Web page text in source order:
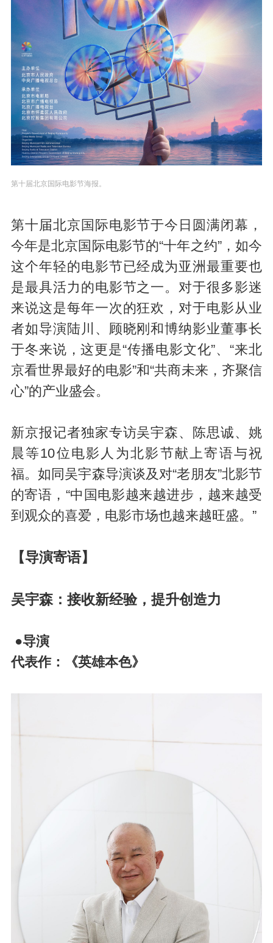
第十届北京国际电影节海报。
第十届北京国际电影节于今日圆满闭幕，
今年是北京国际电影节的“十年之约”，如今
这个年轻的电影节已经成为亚洲最重要也
是最具活力的电影节之一。对于很多影迷
来说这是每年一次的狂欢，对于电影从业
者如导演陆川、顾晓刚和博纳影业董事长
于冬来说，这更是“传播电影文化”、“来北
京看世界最好的电影”和“共商未来，齐聚信
心”的产业盛会。
新京报记者独家专访吴宇森、陈思诚、姚
晨等10位电影人为北影节献上寄语与祝
福。如同吴宇森导演谈及对“老朋友”北影节
的寄语，“中国电影越来越进步，越来越受
到观众的喜爱，电影市场也越来越旺盛。”
【导演寄语】
吴宇森：接收新经验，提升创造力
●导演
代表作：《英雄本色》